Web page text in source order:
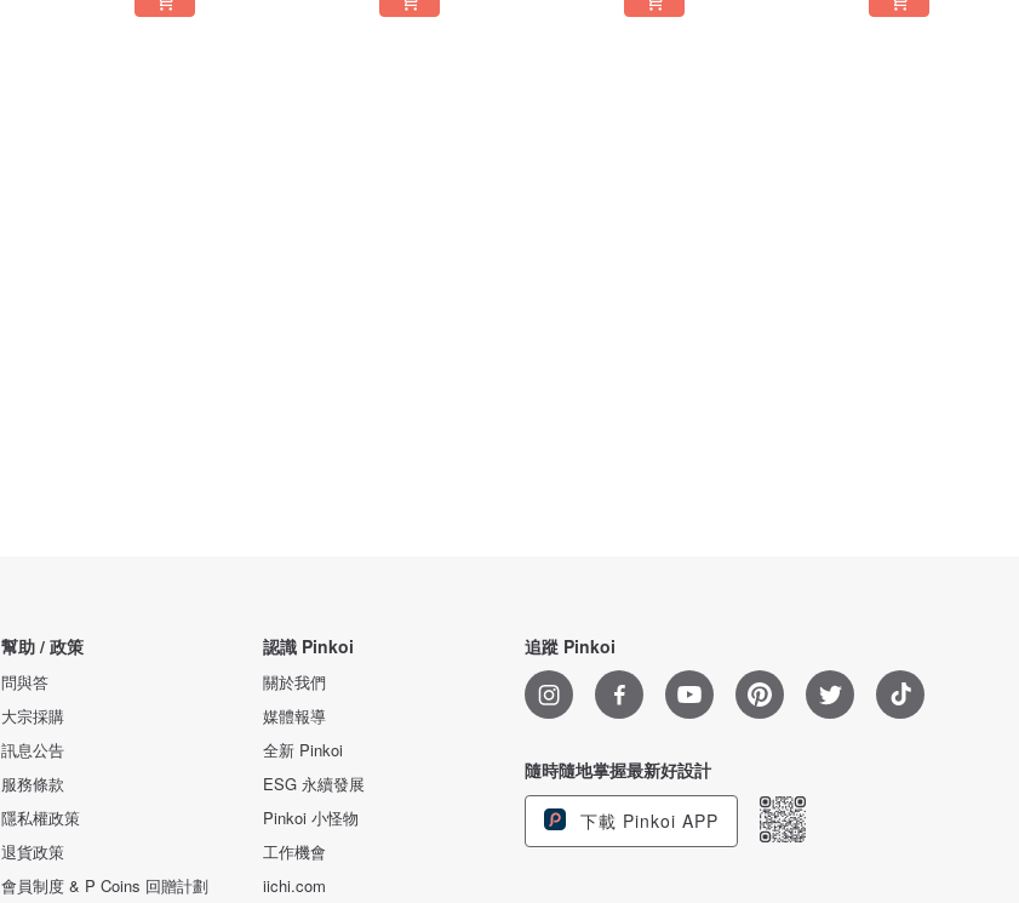
幫助 / 政策
問與答
大宗採購
訊息公告
服務條款
隱私權政策
退貨政策
會員制度 & P Coins 回贈計劃
認識 Pinkoi
關於我們
媒體報導
全新 Pinkoi
ESG 永續發展
Pinkoi 小怪物
工作機會
iichi.com
追蹤 Pinkoi
隨時隨地掌握最新好設計
下載 Pinkoi APP